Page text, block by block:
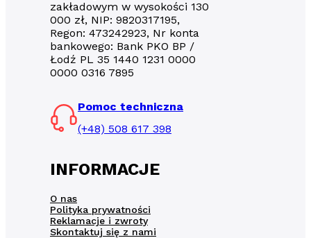
zakładowym w wysokości 130
000 zł, NIP: 9820317195,
Regon: 473242923, Nr konta
bankowego: Bank PKO BP /
Łodź PL 35 1440 1231 0000
0000 0316 7895
Pomoc techniczna
(+48) 508 617 398
INFORMACJE
O nas
Polityka prywatności
Reklamacje i zwroty
Skontaktuj się z nami